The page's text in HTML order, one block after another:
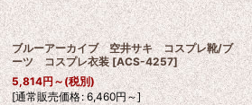
ブルーアーカイブ 空井サキ コスプレ靴/ブ
ーツ コスプレ衣装 [ACS-4257]
5,814円～(税別)
[通常販売価格: 6,460円～]